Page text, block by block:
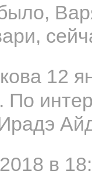
12
в